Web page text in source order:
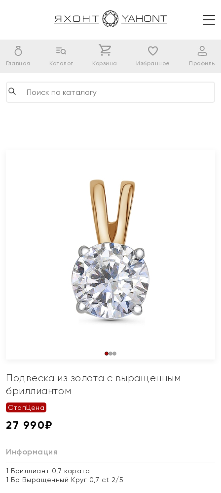
Главная Каталог Корзина Избранное Профиль
Подвеска из золота с выращенным
бриллиантом
СтопЦена
27 990₽
Информация
1 Бриллиант 0,7 карата
1 Бр Выращенный Круг 0,7 ct 2/5